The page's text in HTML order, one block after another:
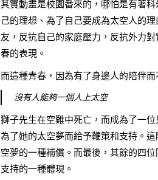
其實動畫是校園番來的，哪怕是有著
己的理想、為了自己要成為太空人的
友，反抗自己的家庭壓力，反抗外力
春的表現。
而這種青春，因為有了身邊人的陪伴
沒有人能夠一個人上太空
獅子先生在空難中死亡，而成為了一
為了她的太空夢而給予鞭策和支持。
空夢的一種補償。而最後，其餘的四
支持的一種體現。